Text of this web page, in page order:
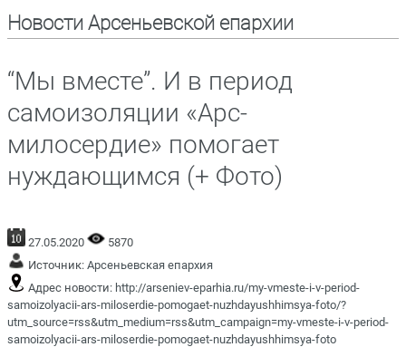
Новости Арсеньевской епархии
“Мы вместе”. И в период
самоизоляции «Арс-
милосердие» помогает
нуждающимся (+ Фото)
27.05.2020
5870
Источник: Арсеньевская епархия
Адрес новости: http://arseniev-eparhia.ru/my-vmeste-i-v-period-
samoizolyacii-ars-miloserdie-pomogaet-nuzhdayushhimsya-foto/?
utm_source=rss&utm_medium=rss&utm_campaign=my-vmeste-i-v-period-
samoizolyacii-ars-miloserdie-pomogaet-nuzhdayushhimsya-foto